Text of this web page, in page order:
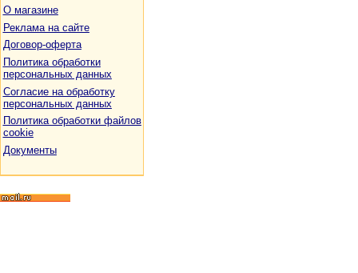
О магазине
Реклама на сайте
Договор-оферта
Политика обработки
персональных данных
Согласие на обработку
персональных данных
Политика обработки файлов
cookie
Документы